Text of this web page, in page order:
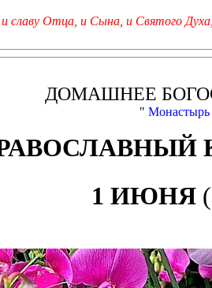
славу Отца, и Сына, и Святого
ДОМАШНЕЕ
" Монастырь
1 ИЮНЯ